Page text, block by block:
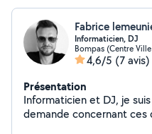
Fabrice
Informaticien, DJ
Bompas (Centre
4,6/5 (7 avis)
Présentation
Informaticien et DJ, je
demande concernant ces